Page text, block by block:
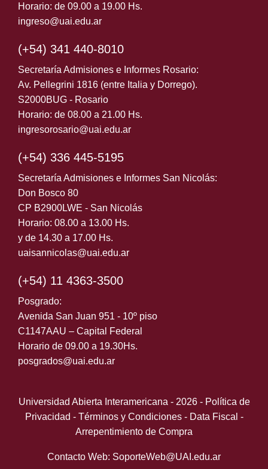
Horario: de 09.00 a 19.00 Hs.
ingreso@uai.edu.ar
(+54) 341 440-8010
Secretaría Admisiones e Informes Rosario:
Av. Pellegrini 1816 (entre Italia y Dorrego).
S2000BUG - Rosario
Horario: de 08.00 a 21.00 Hs.
ingresorosario@uai.edu.ar
(+54) 336 445-5195
Secretaría Admisiones e Informes San Nicolás:
Don Bosco 80
CP B2900LWE - San Nicolás
Horario: 08.00 a 13.00 Hs.
y de 14.30 a 17.00 Hs.
uaisannicolas@uai.edu.ar
(+54) 11 4363-3500
Posgrado:
Avenida San Juan 951 - 10º piso
C1147AAU – Capital Federal
Horario de 09.00 a 19.30Hs.
posgrados@uai.edu.ar
Universidad Abierta Interamericana - 2026 - Política de
Privacidad - Términos y Condiciones- Data Fiscal -
Arrepentimiento de Compra
Contacto Web: SoporteWeb@UAI.edu.ar